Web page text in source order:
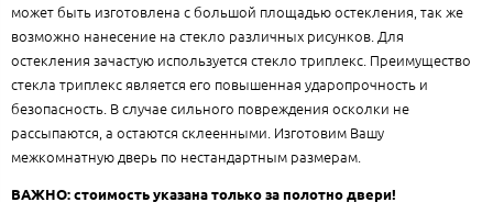
может быть изготовлена с большой площадью остекления, так же
возможно нанесение на стекло различных рисунков. Для
остекления зачастую используется стекло триплекс. Преимущество
стекла триплекс является его повышенная ударопрочность и
безопасность. В случае сильного повреждения осколки не
рассыпаются, а остаются склеенными. Изготовим Вашу
межкомнатную дверь по нестандартным размерам.
ВАЖНО: стоимость указана только за полотно двери!